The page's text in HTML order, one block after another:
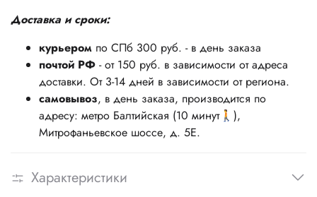
Доставка и сроки:
курьером по СПб 300 руб. - в день заказа
почтой РФ - от 150 руб. в зависимости от адреса
доставки. От 3-14 дней в зависимости от региона.
самовывоз, в день заказа, производится по
адресу: метро Балтийская (10 минут🚶),
Митрофаньевское шоссе, д. 5Е.
Характеристики